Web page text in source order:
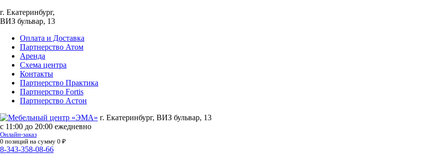
г. Екатеринбург,
ВИЗ бульвар, 13
Оплата и Доставка
Партнерство Атом
Аренда
Схема центра
Контакты
Партнерство Практика
Партнерство Fortis
Партнерство Астон
г. Екатеринбург, ВИЗ бульвар, 13
с 11:00 до 20:00 ежедневно
Онлайн-заказ
0 позиций на сумму 0 ₽
8-343-358-08-66